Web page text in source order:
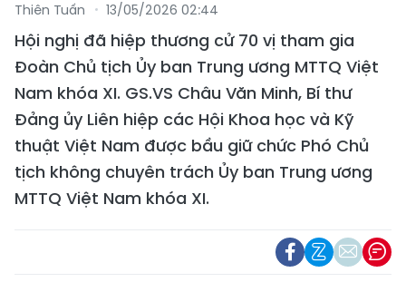
Thiên Tuấn 13/05/2026 02:44
Hội nghị đã hiệp thương cử 70 vị tham gia
Đoàn Chủ tịch Ủy ban Trung ương MTTQ Việt
Nam khóa XI. GS.VS Châu Văn Minh, Bí thư
Đảng ủy Liên hiệp các Hội Khoa học và Kỹ
thuật Việt Nam được bầu giữ chức Phó Chủ
tịch không chuyên trách Ủy ban Trung ương
MTTQ Việt Nam khóa XI.